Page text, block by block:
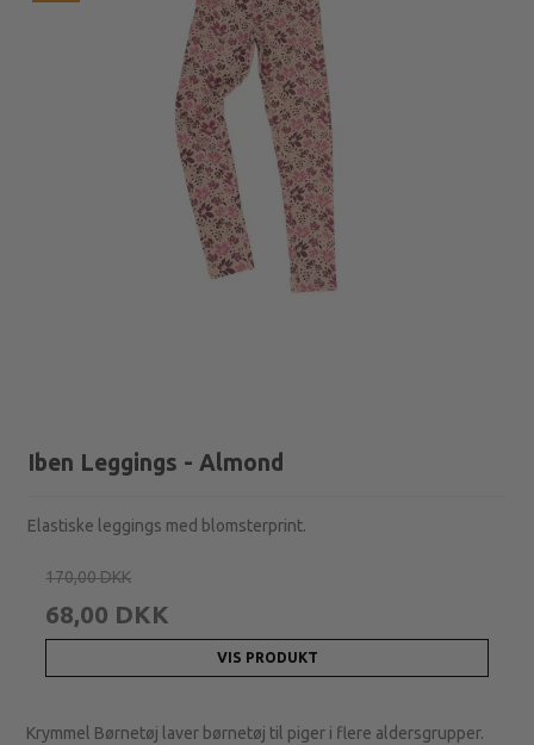
Iben Leggings - Almond
Elastiske leggings med blomsterprint.
170,00 DKK
68,00 DKK
VIS PRODUKT
Krymmel Børnetøj laver børnetøj til piger i flere aldersgrupper.